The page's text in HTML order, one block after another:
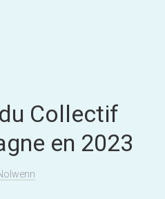
Collectif
en 2023